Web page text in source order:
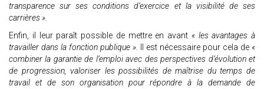
transparence sur ses conditions d’exercice et la visibilité de ses
carrières ».
Enfin, il leur paraît possible de mettre en avant « les avantages à
travailler dans la fonction publique ». Il est nécessaire pour cela de «
combiner la garantie de l’emploi avec des perspectives d’évolution et
de progression, valoriser les possibilités de maîtrise du temps de
travail et de son organisation pour répondre à la demande de